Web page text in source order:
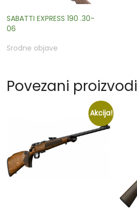
SABATTI EXPRESS 190 .30-
06
Srodne objave
Povezani proizvodi
Akcija!